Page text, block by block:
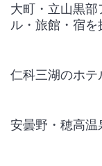
大町・立山黒
ル・旅館・宿を
仁科三湖のホテ
安曇野・穂高